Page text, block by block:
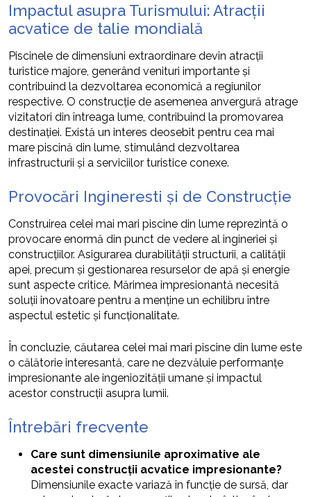
Impactul asupra Turismului: Atracții
acvatice de talie mondială
Piscinele de dimensiuni extraordinare devin atracții
turistice majore, generând venituri importante și
contribuind la dezvoltarea economică a regiunilor
respective. O construcție de asemenea anvergură atrage
vizitatori din întreaga lume, contribuind la promovarea
destinației. Există un interes deosebit pentru cea mai
mare piscină din lume, stimulând dezvoltarea
infrastructurii și a serviciilor turistice conexe.
Provocări Ingineresti și de Construcție
Construirea celei mai mari piscine din lume reprezintă o
provocare enormă din punct de vedere al ingineriei și
construcțiilor. Asigurarea durabilității structurii, a calității
apei, precum și gestionarea resurselor de apă și energie
sunt aspecte critice. Mărimea impresionantă necesită
soluții inovatoare pentru a menține un echilibru între
aspectul estetic și funcționalitate.
În concluzie, căutarea celei mai mari piscine din lume este
o călătorie interesantă, care ne dezvăluie performanțe
impresionante ale ingeniozității umane și impactul
acestor construcții asupra lumii.
Întrebări frecvente
Care sunt dimensiunile aproximative ale
acestei construcții acvatice impresionante?
Dimensiunile exacte variază în funcție de sursă, dar